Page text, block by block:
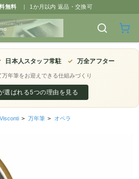
無料 | 1か月以内 返品・交換可
日本人スタッフ常駐 ✓ 万全アフター
年筆をお迎えできる仕組みづくり
選ばれる5つの理由を見る
> 万年筆 > オペラ